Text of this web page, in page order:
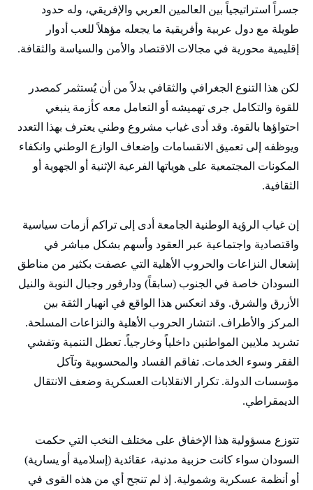
جسراً استراتيجياً بين العالمين العربي والإفريقي، وله حدود
طويلة مع دول عربية وأفريقية ما يجعله مؤهلاً للعب أدوار
إقليمية محورية في مجالات الاقتصاد والأمن والسياسة والثقافة.
لكن هذا التنوع الجغرافي والثقافي بدلاً من أن يُستثمر كمصدر
للقوة والتكامل جرى تهميشه أو التعامل معه كأزمة ينبغي
احتواؤها بالقوة. وقد أدى غياب مشروع وطني يعترف بهذا التعدد
ويوظفه إلى تعميق الانقسامات وإضعاف الوازع الوطني وانكفاء
المكونات المجتمعية على هوياتها الفرعية الإثنية أو الجهوية أو
الثقافية.
إن غياب الرؤية الوطنية الجامعة أدى إلى تراكم أزمات سياسية
واقتصادية واجتماعية عبر العقود وأسهم بشكل مباشر في
إشعال النزاعات والحروب الأهلية التي عصفت بكثير من مناطق
السودان خاصة في الجنوب (سابقاً) ودارفور وجبال النوبة والنيل
الأزرق والشرق. وقد انعكس هذا الواقع في انهيار الثقة بين
المركز والأطراف. انتشار الحروب الأهلية والنزاعات المسلحة.
تشريد ملايين المواطنين داخلياً وخارجياً. تعطل التنمية وتفشي
الفقر وسوء الخدمات. تفاقم الفساد والمحسوبية وتآكل
مؤسسات الدولة. تكرار الانقلابات العسكرية وضعف الانتقال
الديمقراطي.
تتوزع مسؤولية هذا الإخفاق على مختلف النخب التي حكمت
السودان سواء كانت حزبية مدنية، عقائدية (إسلامية أو يسارية)
أو أنظمة عسكرية وشمولية. إذ لم تنجح أي من هذه القوى في